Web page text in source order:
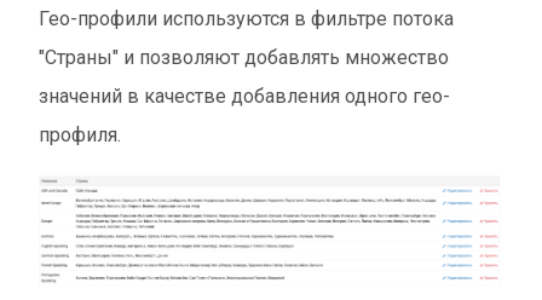
Гео-профили используются в фильтре потока
"Страны" и позволяют добавлять множество
значений в качестве добавления одного гео-
профиля.